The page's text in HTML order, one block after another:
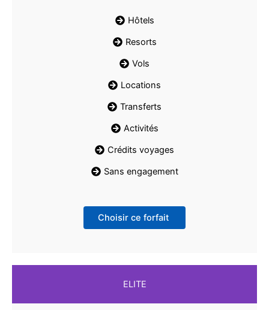
Hôtels
Resorts
Vols
Locations
Transferts
Activités
Crédits voyages
Sans engagement
Choisir ce forfait
ELITE